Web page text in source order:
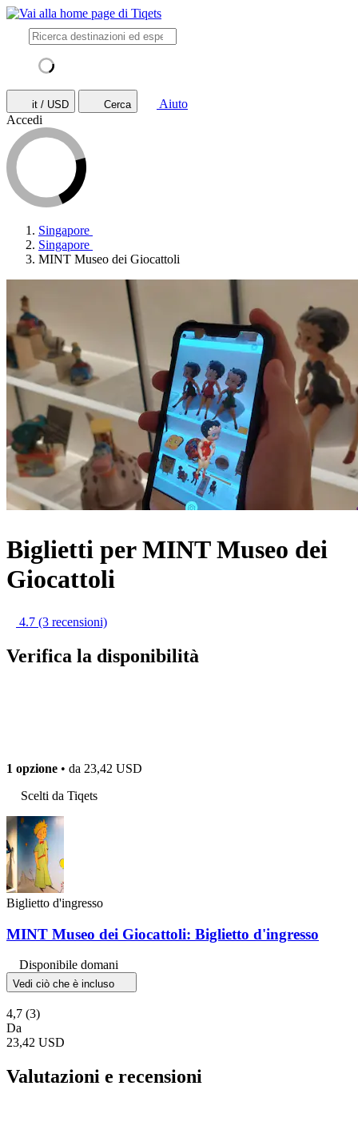
it / USD Cerca
Aiuto
Accedi
Singapore
Singapore
MINT Museo dei Giocattoli
Biglietti per MINT Museo dei
Giocattoli
4.7 (3 recensioni)
Verifica la disponibilità
1 opzione • da 23,42 USD
Scelti da Tiqets
Biglietto d'ingresso
MINT Museo dei Giocattoli: Biglietto d'ingresso
Disponibile domani
Vedi ciò che è incluso
4,7 (3)
Da
23,42 USD
Valutazioni e recensioni